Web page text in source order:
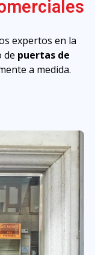
expertos en la
de puertas de
a medida.
diseños en los
como acero
, empresas y